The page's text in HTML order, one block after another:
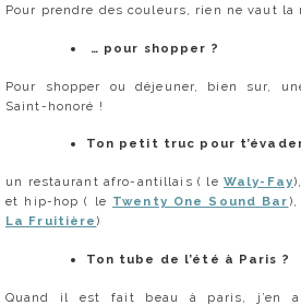
Pour prendre des couleurs, rien ne vaut la
… pour shopper ?
Pour shopper ou déjeuner, bien sur,
Saint-honoré !
Ton petit truc pour
un restaurant afro-antillais ( le Waly-Fay
et hip-hop ( le Twenty One Sound Bar
La Fruitière )
Ton tube de l’été à Paris ?
Quand il est fait beau à paris, j’en